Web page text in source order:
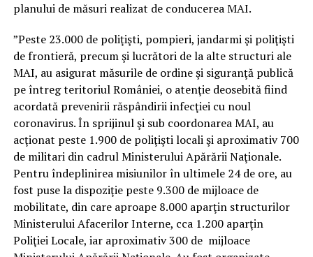
planului de măsuri realizat de conducerea MAI.
”Peste 23.000 de poliţişti, pompieri, jandarmi şi poliţişti
de frontieră, precum şi lucrători de la alte structuri ale
MAI, au asigurat măsurile de ordine şi siguranţă publică
pe întreg teritoriul României, o atenţie deosebită fiind
acordată prevenirii răspândirii infecţiei cu noul
coronavirus. În sprijinul şi sub coordonarea MAI, au
acţionat peste 1.900 de poliţişti locali şi aproximativ 700
de militari din cadrul Ministerului Apărării Naţionale.
Pentru îndeplinirea misiunilor în ultimele 24 de ore, au
fost puse la dispoziţie peste 9.300 de mijloace de
mobilitate, din care aproape 8.000 aparţin structurilor
Ministerului Afacerilor Interne, cca 1.200 aparţin
Poliţiei Locale, iar aproximativ 300 de mijloace